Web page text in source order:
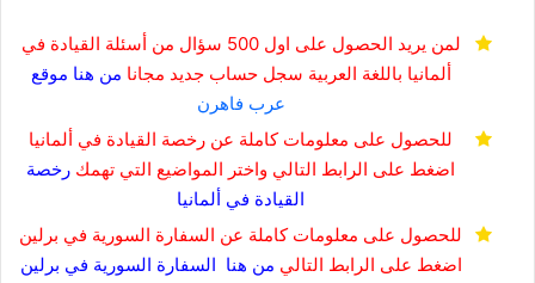
لمن يريد الحصول على اول 500 سؤال من أسئلة القيادة في
ألمانيا باللغة العربية سجل حساب جديد مجانا من هنا موقع
عرب فاهرن
للحصول على معلومات كاملة عن رخصة القيادة في ألمانيا
اضغط على الرابط التالي واختر المواضيع التي تهمك رخصة
القيادة في ألمانيا
للحصول على معلومات كاملة عن السفارة السورية في برلين
اضغط على الرابط التالي من هنا السفارة السورية في برلين